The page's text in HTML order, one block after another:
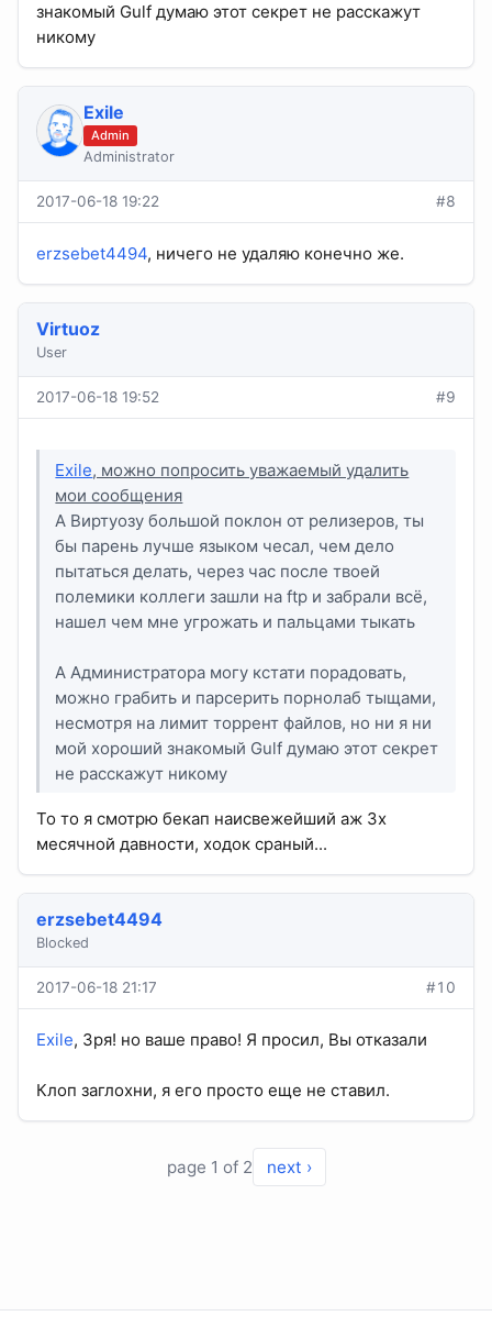
знакомый Gulf думаю этот секрет не расскажут
никому
Exile
Admin
Administrator
2017-06-18 19:22 #8
erzsebet4494, ничего не удаляю конечно же.
Virtuoz
User
2017-06-18 19:52 #9
Exile, можно попросить уважаемый удалить
мои сообщения
А Виртуозу большой поклон от релизеров, ты
бы парень лучше языком чесал, чем дело
пытаться делать, через час после твоей
полемики коллеги зашли на ftp и забрали всё,
нашел чем мне угрожать и пальцами тыкать
А Администратора могу кстати порадовать,
можно грабить и парсерить порнолаб тыщами,
несмотря на лимит торрент файлов, но ни я ни
мой хороший знакомый Gulf думаю этот секрет
не расскажут никому
То то я смотрю бекап наисвежейший аж 3х
месячной давности, ходок сраный...
erzsebet4494
Blocked
2017-06-18 21:17 #10
Exile, Зря! но ваше право! Я просил, Вы отказали
Клоп заглохни, я его просто еще не ставил.
page 1 of 2 next ›